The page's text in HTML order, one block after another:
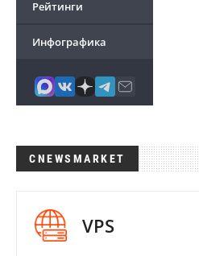
Рейтинги
Инфографика
CNEWSMARKET
VPS